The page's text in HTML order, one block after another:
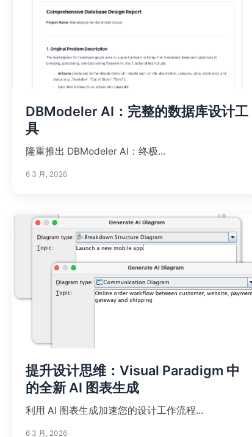
DBModeler AI：完整的数据库设计工
具
隆重推出 DBModeler AI：终极...
6 3 月, 2026
提升设计思维：Visual Paradigm 中
的全新 AI 图表生成
利用 AI 图表生成加速您的设计工作流程...
6 3 月, 2026